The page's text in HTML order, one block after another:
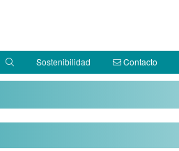
Sostenibilidad Contacto